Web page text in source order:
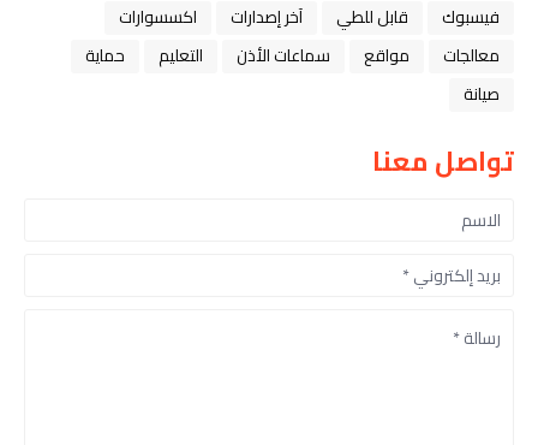
فيسبوك
قابل للطي آخر إصدارات
اكسسوارات
معالجات
مواقع سماعات الأذن التعليم
حماية
صيانة
تواصل معنا